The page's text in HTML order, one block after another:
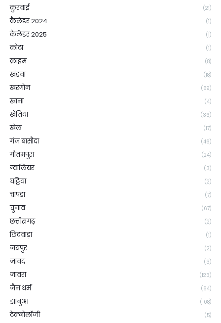
कुरवाई (21)
कैलेंडर 2024 (1)
कैलेंडर 2025 (1)
कोटा (1)
क्राइम (8)
खंडवा (18)
खरगोन (69)
खाना (4)
खेतिया (36)
खेल (17)
गंज बासौदा (46)
गौतमपुरा (24)
ग्वालियर (3)
घट्टिया (2)
चापड़ा (7)
चुनाव (67)
छत्तीसगढ़ (2)
छिंदवाड़ा (1)
जयपुर (2)
जावद (3)
जावरा (123)
जैन धर्म (64)
झाबुआ (108)
टेक्नोलॉजी (5)